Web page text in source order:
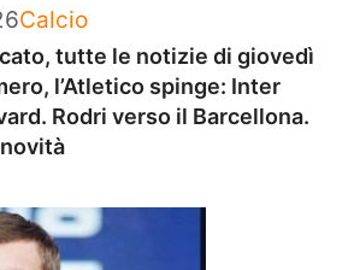
Categorie
Calcio
tutte le notizie di giovedì
l’Atletico spinge: Inter
Rodri verso il Barcellona.